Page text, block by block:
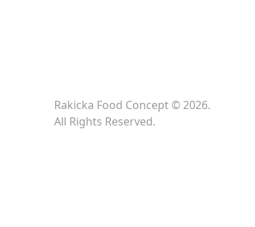
Rakicka Food Concept © 2026.
All Rights Reserved.